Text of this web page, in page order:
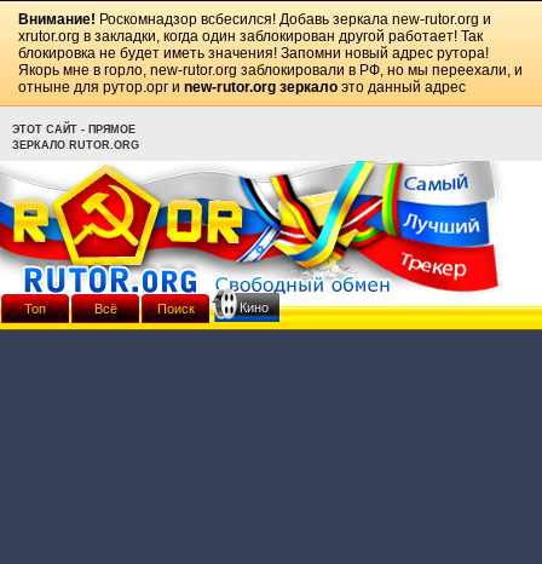
Внимание! Роскомнадзор всбесился! Добавь зеркала new-rutor.org и
xrutor.org в закладки, когда один заблокирован другой работает! Так
блокировка не будет иметь значения! Запомни новый адрес рутора!
Якорь мне в горло, new-rutor.org заблокировали в РФ, но мы переехали, и
отныне для рутор.орг и new-rutor.org зеркало это данный адрес
ЭТОТ САЙТ - ПРЯМОЕ
ЗЕРКАЛО RUTOR.ORG